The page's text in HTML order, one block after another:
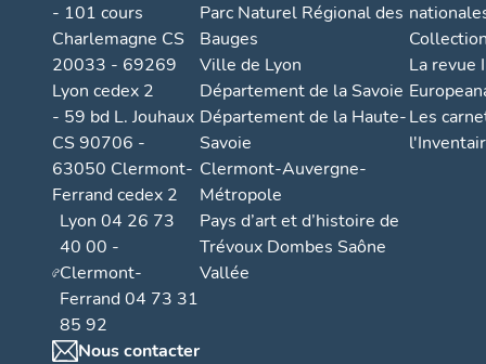
- 101 cours
Charlemagne CS
20033 - 69269
Lyon cedex 2
- 59 bd L. Jouhaux
CS 90706 -
63050 Clermont-
Ferrand cedex 2
Lyon 04 26 73
40 00 -
Clermont-
Ferrand 04 73 31
85 92
Nous contacter
Parc Naturel Régional des
Bauges
Ville de Lyon
Département de la Savoie
Département de la Haute-
Savoie
Clermont-Auvergne-
Métropole
Pays d’art et d’histoire de
Trévoux Dombes Saône
Vallée
La revue
Les